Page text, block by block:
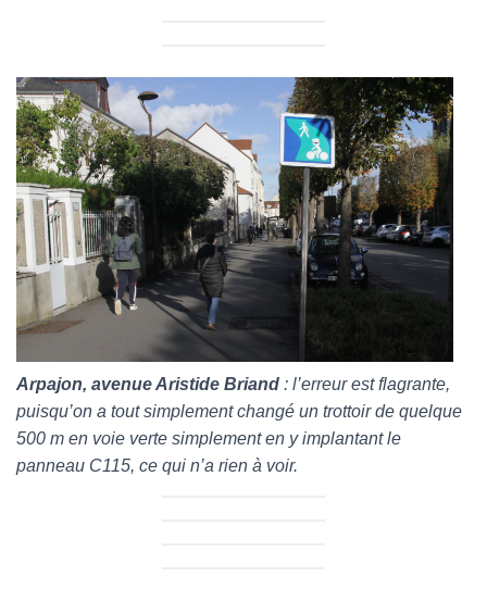
Arpajon, avenue Aristide Briand : l’erreur est flagrante,
puisqu’on a tout simplement changé un trottoir de quelque
500 m en voie verte simplement en y implantant le
panneau C115, ce qui n’a rien à voir.